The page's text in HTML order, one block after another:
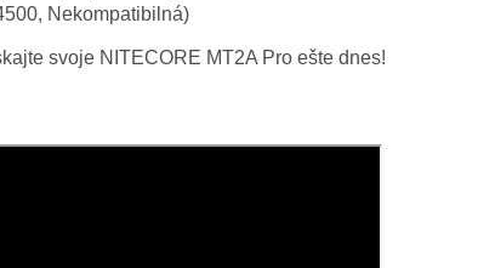
Nekompatibilná)
svoje NITECORE MT2A Pro ešte dnes!